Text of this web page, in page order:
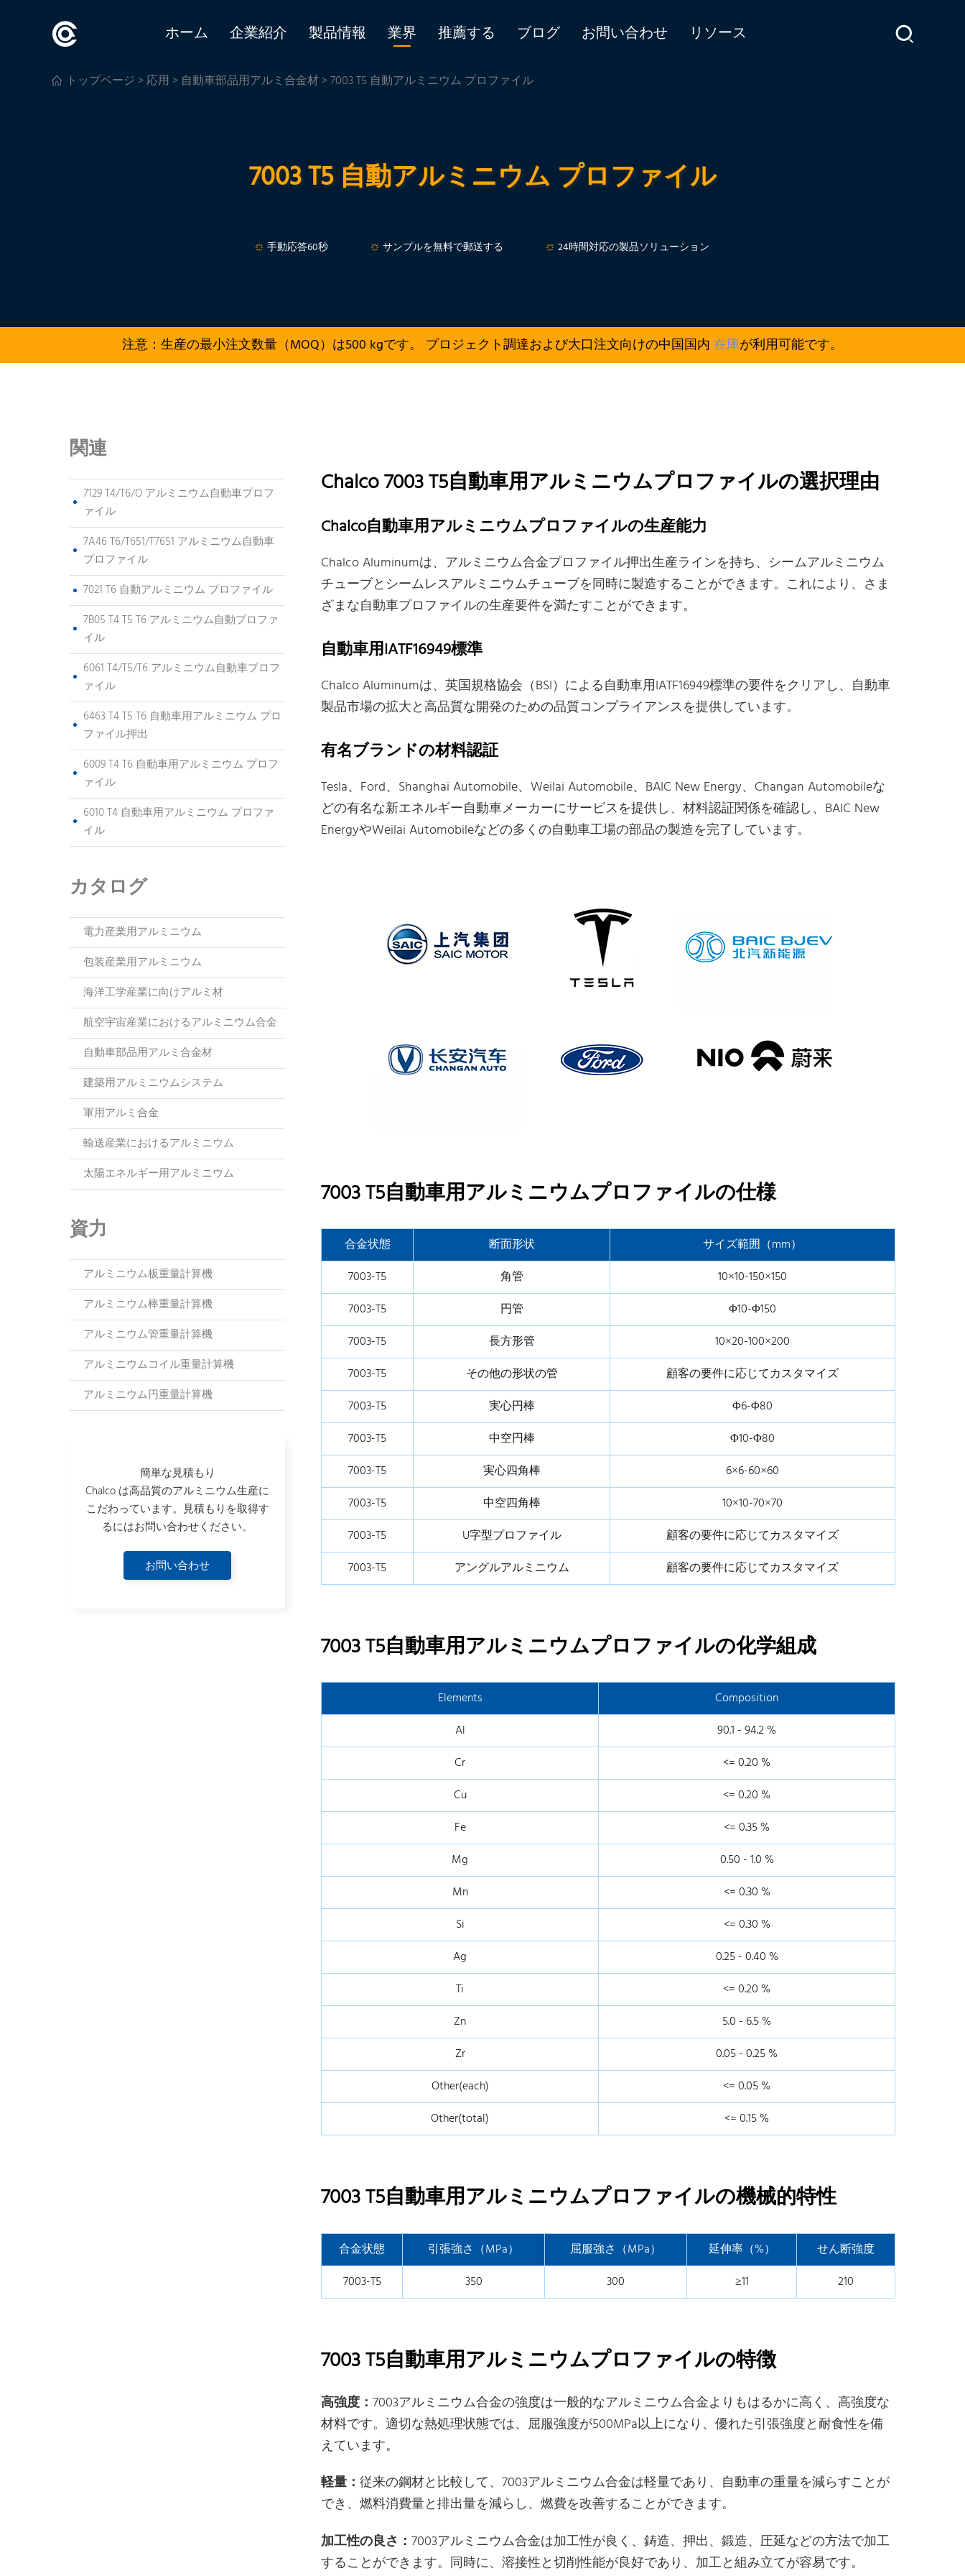
ホーム 企業紹介 製品情報 業界 推薦する ブログ お問い合わせ リソース
トップページ>応用> 自動車部品用アルミ合金材> 7003 T5 自動アルミニウム プロファイル
7003 T5 自動アルミニウム プロファイル
手動応答60秒 サンプルを無料で郵送する 24時間対応の製品ソリューション
注意：生産の最小注文数量（MOQ）は500 kgです。 プロジェクト調達および大口注文向けの中国国内 在庫が利用可能です。
関連
7129 T4/T6/O アルミニウム自動車プロフ
ァイル
7A46 T6/T651/T7651 アルミニウム自動車
プロファイル
7021 T6 自動アルミニウム プロファイル
7B05 T4 T5 T6 アルミニウム自動プロファ
イル
6061 T4/T5/T6 アルミニウム自動車プロフ
ァイル
6463 T4 T5 T6 自動車用アルミニウム プロ
ファイル押出
6009 T4 T6 自動車用アルミニウム プロフ
ァイル
6010 T4 自動車用アルミニウム プロファ
イル
カタログ
電力産業用アルミニウム
包装産業用アルミニウム
海洋工学産業に向けアルミ材
航空宇宙産業におけるアルミニウム合金
自動車部品用アルミ合金材
建築用アルミニウムシステム
軍用アルミ合金
輸送産業におけるアルミニウム
太陽エネルギー用アルミニウム
資力
アルミニウム板重量計算機
アルミニウム棒重量計算機
アルミニウム管重量計算機
アルミニウムコイル重量計算機
アルミニウム円重量計算機
簡単な見積もり
Chalco は高品質のアルミニウム生産に
こだわっています。見積もりを取得す
るにはお問い合わせください。
お問い合わせ
Chalco 7003 T5自動車用アルミニウムプロファイルの選択理由
Chalco自動車用アルミニウムプロファイルの生産能力
Chalco Aluminumは、アルミニウム合金プロファイル押出生産ラインを持ち、シームアルミニウム
チューブとシームレスアルミニウムチューブを同時に製造することができます。これにより、さま
ざまな自動車プロファイルの生産要件を満たすことができます。
自動車用IATF16949標準
Chalco Aluminumは、英国規格協会（BSI）による自動車用IATF16949標準の要件をクリアし、自動車
製品市場の拡大と高品質な開発のための品質コンプライアンスを提供しています。
有名ブランドの材料認証
Tesla、Ford、Shanghai Automobile、Weilai Automobile、BAIC New Energy、Changan Automobileな
どの有名な新エネルギー自動車メーカーにサービスを提供し、材料認証関係を確認し、BAIC New
EnergyやWeilai Automobileなどの多くの自動車工場の部品の製造を完了しています。
7003 T5自動車用アルミニウムプロファイルの仕様
合金状態 断面形状
サイズ範囲（mm）
7003-T5
角管
10×10-150×150
7003-T5
円管
Φ10-Φ150
7003-T5
長方形管
10×20-100×200
7003-T5
その他の形状の管
顧客の要件に応じてカスタマイズ
7003-T5
実心円棒
Φ6-Φ80
7003-T5
中空円棒
Φ10-Φ80
7003-T5
実心四角棒
6×6-60×60
7003-T5
中空四角棒
10×10-70×70
7003-T5
U字型プロファイル
顧客の要件に応じてカスタマイズ
7003-T5
アングルアルミニウム 顧客の要件に応じてカスタマイズ
7003 T5自動車用アルミニウムプロファイルの化学組成
Elements
Composition
Al
90.1 - 94.2 %
Cr
<= 0.20 %
Cu
<= 0.20 %
Fe
<= 0.35 %
Mg
0.50 - 1.0 %
Mn
<= 0.30 %
Si
<= 0.30 %
Ag
0.25 - 0.40 %
Ti
<= 0.20 %
Zn
5.0 - 6.5 %
Zr
0.05 - 0.25 %
Other(each)
<= 0.05 %
Other(total)
<= 0.15 %
7003 T5自動車用アルミニウムプロファイルの機械的特性
合金状態 引張強さ（MPa） 屈服強さ（MPa） 延伸率（%）
せん断強度
7003-T5
350 300 ≥11 210
7003 T5自動車用アルミニウムプロファイルの特徴
高強度： 7003アルミニウム合金の強度は一般的なアルミニウム合金よりもはるかに高く、高強度な
材料です。適切な熱処理状態では、屈服強度が500MPa以上になり、優れた引張強度と耐食性を備
えています。
軽量： 従来の鋼材と比較して、7003アルミニウム合金は軽量であり、自動車の重量を減らすことが
でき、燃料消費量と排出量を減らし、燃費を改善することができます。
加工性の良さ： 7003アルミニウム合金は加工性が良く、鋳造、押出、鍛造、圧延などの方法で加工
することができます。同時に、溶接性と切削性能が良好であり、加工と組み立てが容易です。